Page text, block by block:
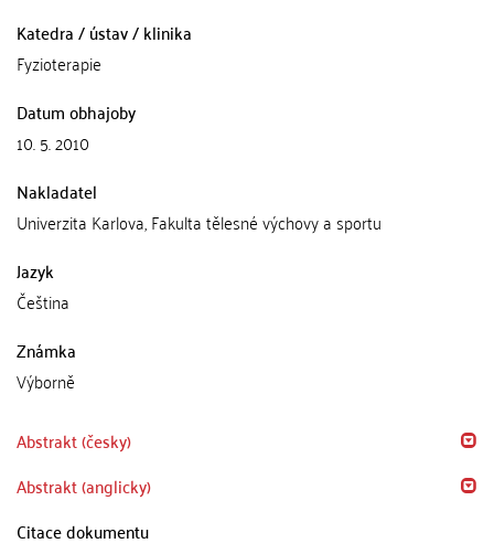
Katedra / ústav / klinika
Fyzioterapie
Datum obhajoby
10. 5. 2010
Nakladatel
Univerzita Karlova, Fakulta tělesné výchovy a sportu
Jazyk
Čeština
Známka
Výborně
Abstrakt (česky)
Abstrakt (anglicky)
Citace dokumentu